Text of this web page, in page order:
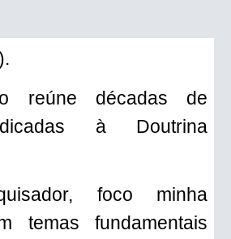
reúne décadas de
à Doutrina
foco minha
temas fundamentais